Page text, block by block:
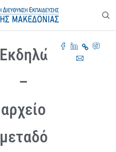
Εκδηλώσεις
–
αρχείο
μεταδόσεων